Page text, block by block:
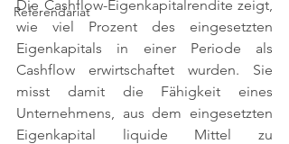
Referendariat
Die Cashflow-Eigenkapitalrendite zeigt,
wie viel Prozent des eingesetzten
Eigenkapitals in einer Periode als
Cashflow erwirtschaftet wurden. Sie
misst damit die Fähigkeit eines
Unternehmens, aus dem eingesetzten
Eigenkapital liquide Mittel zu